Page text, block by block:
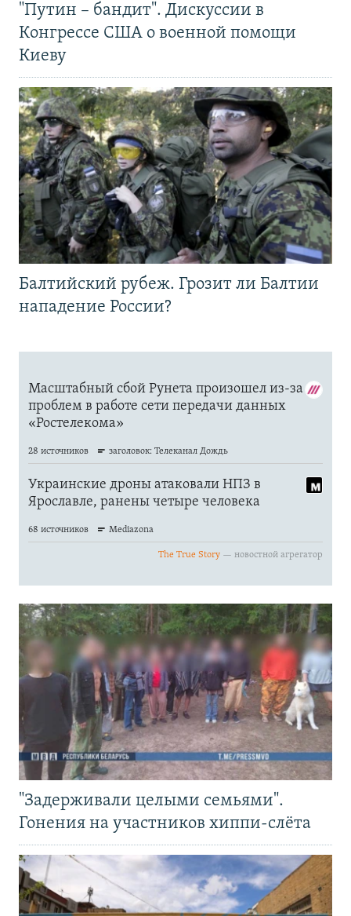
"Путин – бандит". Дискуссии в
Конгрессе США о военной помощи
Киеву
Балтийский рубеж. Грозит ли Балтии
нападение России?
"Задерживали целыми семьями".
Гонения на участников хиппи-слёта